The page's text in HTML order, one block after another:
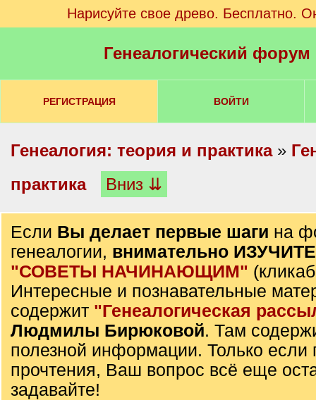
Нарисуйте свое древо. Бесплатно.
Генеалогический
РЕГИСТРАЦИЯ ВОЙТИ
Генеалогия: теория и практика»
практика
Вниз ⇊
Если Вы делает первые шаги на
генеалогии, внимательно
"СОВЕТЫ НАЧИНАЮЩИМ"
Интересные и познавательные
содержит "Генеалогическая
Людмилы Бирюковой. Там
полезной информации. Только если
прочтения, Ваш вопрос всё еще
задавайте!